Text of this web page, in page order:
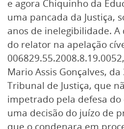
e agora Chiquinho da
uma pancada da Justiça,
anos de inelegibilidade. A
do relator na apelação
Mario Assis Gonçalves,
Tribunal de Justiça, que
impetrado pela defesa
uma decisão do juízo de
que o condenara em